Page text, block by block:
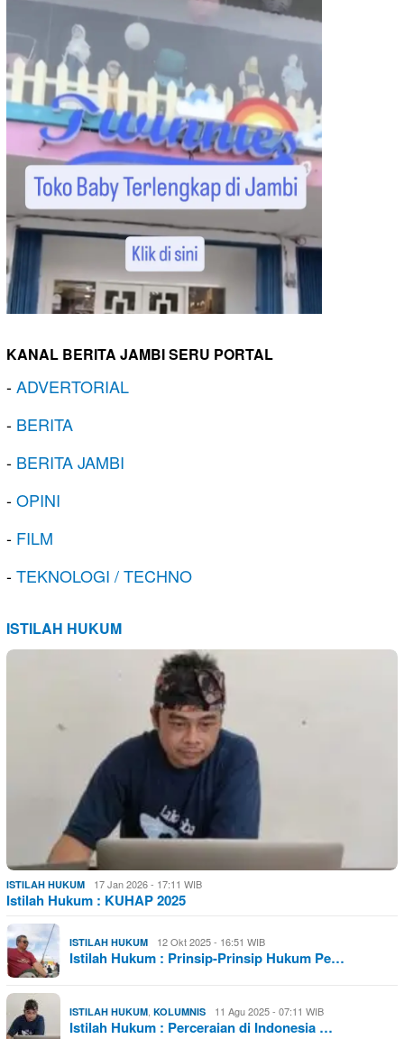
KANAL BERITA JAMBI SERU PORTAL
-ADVERTORIAL
- BERITA
- BERITA JAMBI
-OPINI
- FILM
-TEKNOLOGI / TECHNO
ISTILAH HUKUM
ISTILAH HUKUM 17 Jan 2026 - 17:11 WIB
Istilah Hukum : KUHAP 2025
ISTILAH HUKUM 12 Okt 2025 - 16:51 WIB
Istilah Hukum : Prinsip-Prinsip Hukum Pe…
ISTILAH HUKUM, KOLUMNIS 11 Agu 2025 - 07:11 WIB
Istilah Hukum : Perceraian di Indonesia …